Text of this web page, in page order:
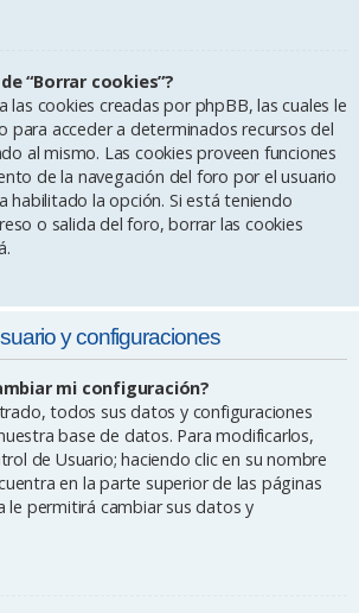
“Borrar cookies”?
las cookies creadas por phpBB, las cuales le
para acceder a determinados recursos del
al mismo. Las cookies proveen funciones
de la navegación del foro por el usuario
habilitado la opción. Si está teniendo
o salida del foro, borrar las cookies
y configuraciones
mi configuración?
todos sus datos y configuraciones
base de datos. Para modificarlos,
de Usuario; haciendo clic en su nombre
en la parte superior de las páginas
le permitirá cambiar sus datos y